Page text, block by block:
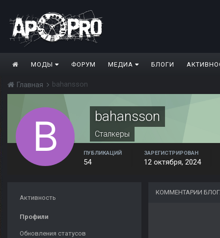
МОДЫ ФОРУМ МЕДИА БЛОГИ
Главная bahansson
bahansson
Сталкеры
ПУБЛИКАЦИЙ
54
ЗАРЕГИСТРИРОВАН
12 октября, 2024
Активность
Профили
Обновления статусов
КОММЕНТАРИИ